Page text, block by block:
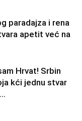
paradajza i rena
apetit već na
Hrvat! Srbin
kći jednu stvar